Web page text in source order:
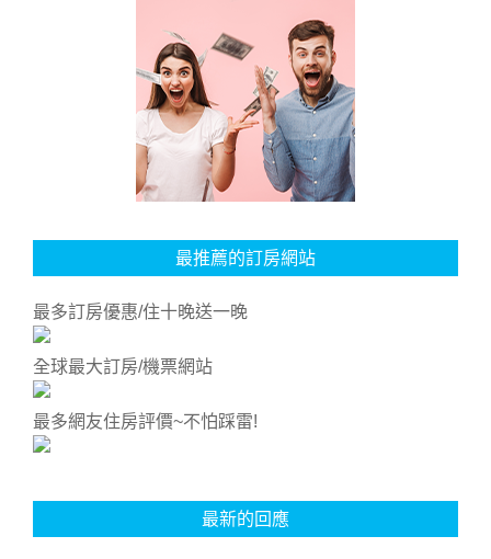
最推薦的訂房網站
最多訂房優惠/住十晚送一晚
全球最大訂房/機票網站
最多網友住房評價~不怕踩雷!
最新的回應